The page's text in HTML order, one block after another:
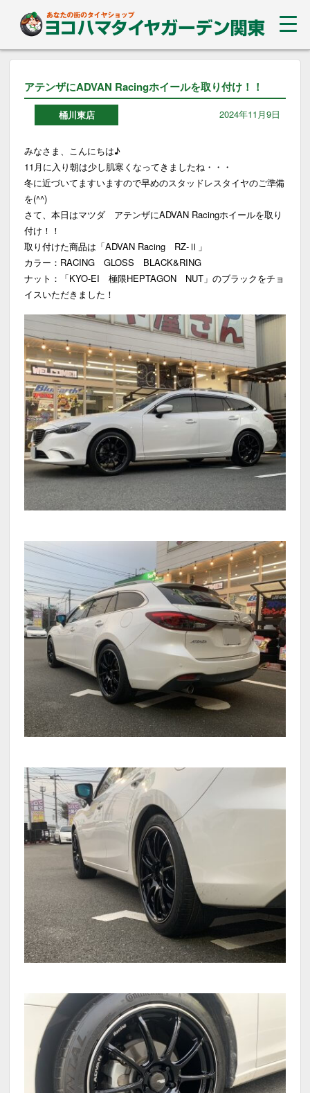
アテンザにADVAN Racingホイールを取り付け！！
桶川東店 2024年11月9日
みなさま、こんにちは♪
11月に入り朝は少し肌寒くなってきましたね・・・
冬に近づいてますいますので早めのスタッドレスタイヤのご準備
を(^^)
さて、本日はマツダ アテンザにADVAN Racingホイールを取り
付け！！
取り付けた商品は「ADVAN Racing RZ-Ⅱ」
カラー：RACING GLOSS BLACK&RING
ナット：「KYO-EI 極限HEPTAGON NUT」のブラックをチョ
イスいただきました！